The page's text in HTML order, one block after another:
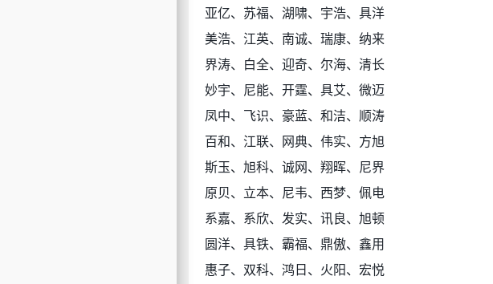
亚亿、苏福、湖啸、宇浩、具洋
美浩、江英、南诚、瑞康、纳来
界涛、白全、迎奇、尔海、清长
妙宇、尼能、开霆、具艾、微迈
凤中、飞识、豪蓝、和洁、顺涛
百和、江联、网典、伟实、方旭
斯玉、旭科、诚网、翔晖、尼界
原贝、立本、尼韦、西梦、佩电
系嘉、系欣、发实、讯良、旭顿
圆洋、具铁、霸福、鼎傲、鑫用
惠子、双科、鸿日、火阳、宏悦